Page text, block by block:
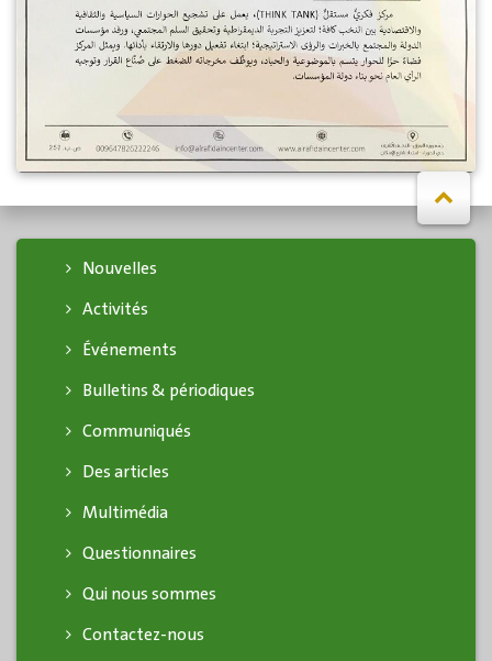
Nouvelles
Activités
Événements
Bulletins & périodiques
Communiqués
Des articles
Multimédia
Questionnaires
Qui nous sommes
Contactez-nous